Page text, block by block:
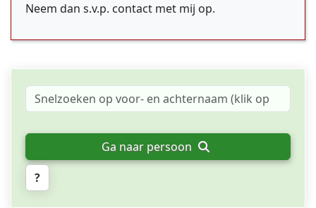
Neem dan s.v.p. contact met mij op.
Ga naar persoon
?